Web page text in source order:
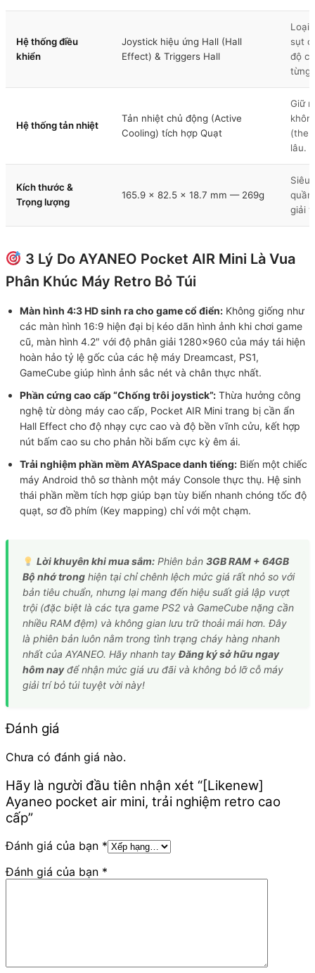
Hệ thống điều
khiển
Joystick hiệu ứng Hall (Hall
Effect) & Triggers Hall
Loại
sụt
độ
từng
Hệ thống tản nhiệt
Tản nhiệt chủ động (Active
Cooling) tích hợp Quạt
Giữ
lâu.
Kích thước &
Trọng lượng
165.9 x 82.5 x 18.7 mm — 269g
Siêu
giải
3 Lý Do AYANEO Pocket AIR Mini Là Vua
Phân Khúc Máy Retro Bỏ Túi
Màn hình 4:3 HD sinh ra cho game cổ điển: Không giống như
các màn hình 16:9 hiện đại bị kéo dãn hình ảnh khi chơi game
cũ, màn hình 4.2″ với độ phân giải 1280×960 của máy tái hiện
hoàn hảo tỷ lệ gốc của các hệ máy Dreamcast, PS1,
GameCube giúp hình ảnh sắc nét và chân thực nhất.
Phần cứng cao cấp “Chống trôi joystick”: Thừa hưởng công
nghệ từ dòng máy cao cấp, Pocket AIR Mini trang bị cần ẩn
Hall Effect cho độ nhạy cực cao và độ bền vĩnh cửu, kết hợp
nút bấm cao su cho phản hồi bấm cực kỳ êm ái.
Trải nghiệm phần mềm AYASpace danh tiếng: Biến một chiếc
máy Android thô sơ thành một máy Console thực thụ. Hệ sinh
thái phần mềm tích hợp giúp bạn tùy biến nhanh chóng tốc độ
quạt, sơ đồ phím (Key mapping) chỉ với một chạm.
Lời khuyên khi mua sắm:Phiên bản 3GB RAM + 64GB
Bộ nhớ trong hiện tại chỉ chênh lệch mức giá rất nhỏ so với
bản tiêu chuẩn, nhưng lại mang đến hiệu suất giả lập vượt
trội (đặc biệt là các tựa game PS2 và GameCube nặng cần
nhiều RAM đệm) và không gian lưu trữ thoải mái hơn. Đây
là phiên bản luôn nằm trong tình trạng cháy hàng nhanh
nhất của AYANEO. Hãy nhanh tayĐăng ký sở hữu ngay
hôm nayđể nhận mức giá ưu đãi và không bỏ lỡ cỗ máy
giải trí bỏ túi tuyệt vời này!
Đánh giá
Chưa có đánh giá nào.
Hãy là người đầu tiên nhận xét “[Likenew]
Ayaneo pocket air mini, trải nghiệm retro cao
cấp”
Đánh giá của bạn *
Đánh giá của bạn *